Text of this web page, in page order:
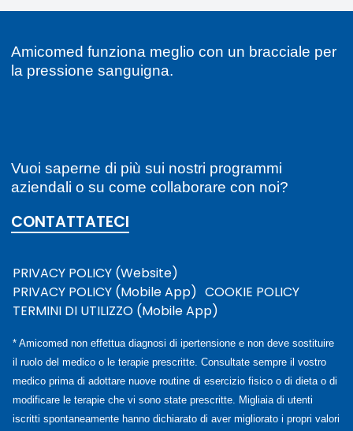
Amicomed funziona meglio con un bracciale per
la pressione sanguigna.
Vuoi saperne di più sui nostri programmi
aziendali o su come collaborare con noi?
CONTATTATECI
PRIVACY POLICY (Website)
PRIVACY POLICY (Mobile App) COOKIE POLICY
TERMINI DI UTILIZZO (Mobile App)
* Amicomed non effettua diagnosi di ipertensione e non deve sostituire
il ruolo del medico o le terapie prescritte. Consultate sempre il vostro
medico prima di adottare nuove routine di esercizio fisico o di dieta o di
modificare le terapie che vi sono state prescritte. Migliaia di utenti
iscritti spontaneamente hanno dichiarato di aver migliorato i propri valori